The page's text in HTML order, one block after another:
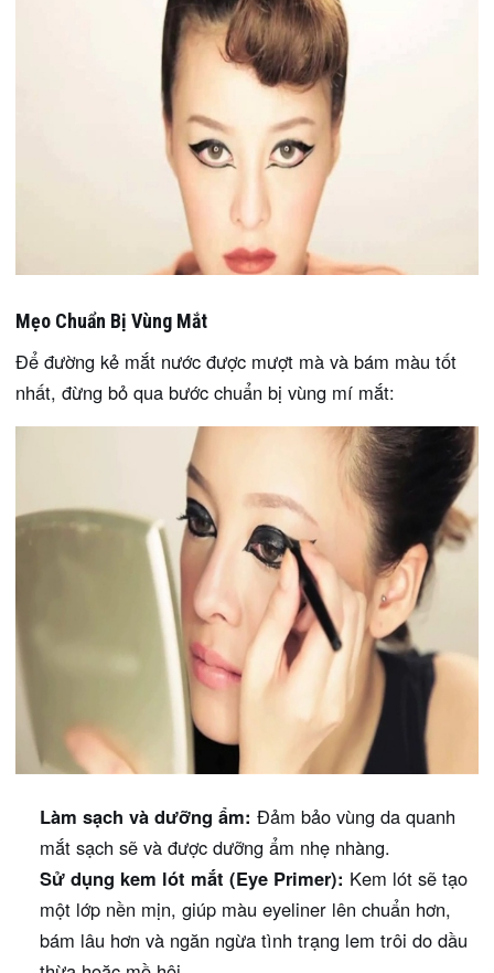
Mẹo Chuẩn Bị Vùng Mắt
Để đường kẻ mắt nước được mượt mà và bám màu tốt
nhất, đừng bỏ qua bước chuẩn bị vùng mí mắt:
Làm sạch và dưỡng ẩm: Đảm bảo vùng da quanh
mắt sạch sẽ và được dưỡng ẩm nhẹ nhàng.
Sử dụng kem lót mắt (Eye Primer): Kem lót sẽ tạo
một lớp nền mịn, giúp màu eyeliner lên chuẩn hơn,
bám lâu hơn và ngăn ngừa tình trạng lem trôi do dầu